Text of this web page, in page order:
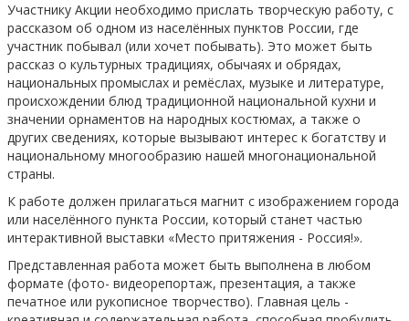
Участнику Акции необходимо прислать творческую работу, с
рассказом об одном из населённых пунктов России, где
участник побывал (или хочет побывать). Это может быть
рассказ о культурных традициях, обычаях и обрядах,
национальных промыслах и ремёслах, музыке и литературе,
происхождении блюд традиционной национальной кухни и
значении орнаментов на народных костюмах, а также о
других сведениях, которые вызывают интерес к богатству и
национальному многообразию нашей многонациональной
страны.
К работе должен прилагаться магнит с изображением города
или населённого пункта России, который станет частью
интерактивной выставки «Место притяжения - Россия!».
Представленная работа может быть выполнена в любом
формате (фото- видеорепортаж, презентация, а также
печатное или рукописное творчество). Главная цель -